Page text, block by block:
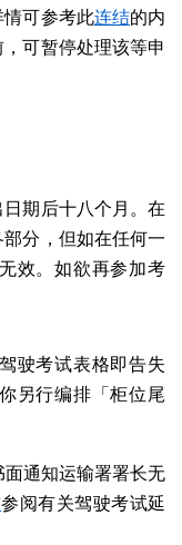
可参考此连结的内
可暂停处理该等申
期后十八个月。在
分，但如在任何一
效。如欲再参加考
驶考试表格即告失
另行编排「柜位尾
通知运输署署长无
参阅有关驾驶考试延